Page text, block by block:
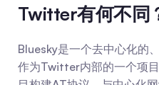
Twitter有何不同
Bluesky是一个去中心化的
作为Twitter内部的一个项